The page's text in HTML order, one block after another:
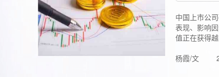
中国上市公
表现、影响
值正在获得
杨霞/文